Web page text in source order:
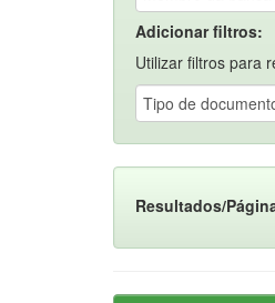
Adicionar filtros:
Utilizar filtros para
Resultados/